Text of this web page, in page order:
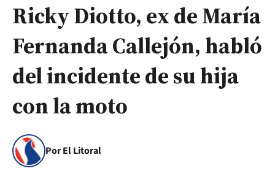
Ricky Diotto, ex de María
Fernanda Callejón, habló
del incidente de su hija
con la moto
Por El Litoral